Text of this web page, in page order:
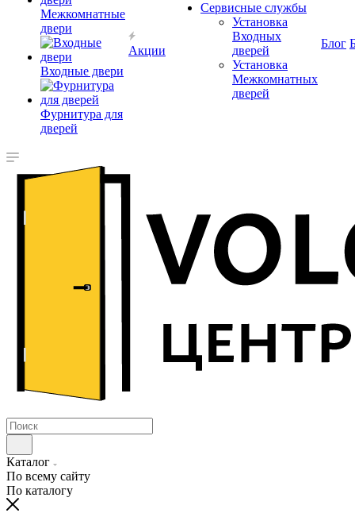
Межкомнатные
двери
Входные двери
Фурнитура для
дверей
Акции
Сервисные службы
Установка
Входных
дверей
Установка
Межкомнатных
дверей
Блог
Каталог
По всему сайту
По каталогу